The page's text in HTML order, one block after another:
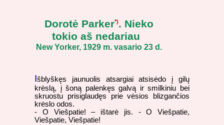
Dorotė Parker*). Nieko
tokio aš nedariau
New Yorker, 1929 m. vasario 23 d.
Išblyškęs jaunuolis atsargiai atsisėdo į gilų
krėslą, į šoną palenkęs galvą ir smilkiniu bei
skruostu prisiglaudęs prie vėsios blizgančios
krėslo odos.
- O Viešpatie! – ištarė jis. - O Viešpatie,
Viešpatie, Viešpatie!